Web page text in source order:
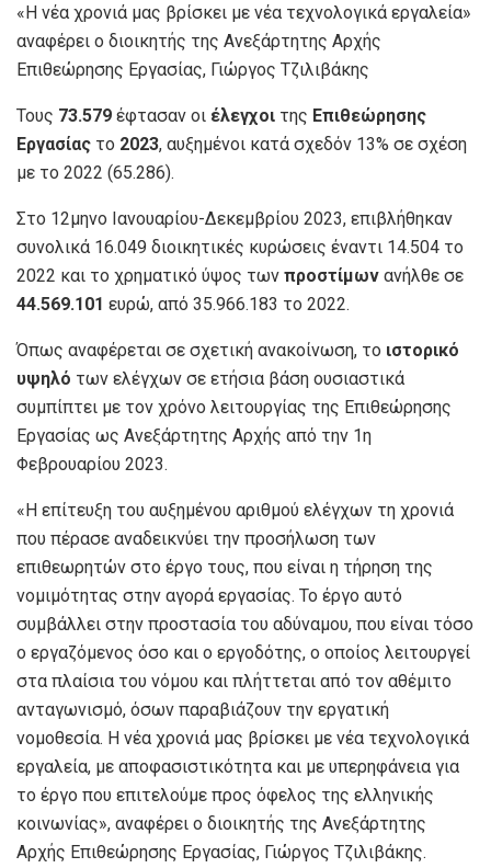
«Η νέα χρονιά μας βρίσκει με νέα τεχνολογικά εργαλεία»
αναφέρει ο διοικητής της Ανεξάρτητης Αρχής
Επιθεώρησης Εργασίας, Γιώργος Τζιλιβάκης
Τους 73.579 έφτασαν οι έλεγχοι της Επιθεώρησης
Εργασίας το 2023, αυξημένοι κατά σχεδόν 13% σε σχέση
με το 2022 (65.286).
Στο 12μηνο Ιανουαρίου-Δεκεμβρίου 2023, επιβλήθηκαν
συνολικά 16.049 διοικητικές κυρώσεις έναντι 14.504 το
2022 και το χρηματικό ύψος των προστίμων ανήλθε σε
44.569.101 ευρώ, από 35.966.183 το 2022.
Όπως αναφέρεται σε σχετική ανακοίνωση, το ιστορικό
υψηλό των ελέγχων σε ετήσια βάση ουσιαστικά
συμπίπτει με τον χρόνο λειτουργίας της Επιθεώρησης
Εργασίας ως Ανεξάρτητης Αρχής από την 1η
Φεβρουαρίου 2023.
«Η επίτευξη του αυξημένου αριθμού ελέγχων τη χρονιά
που πέρασε αναδεικνύει την προσήλωση των
επιθεωρητών στο έργο τους, που είναι η τήρηση της
νομιμότητας στην αγορά εργασίας. Το έργο αυτό
συμβάλλει στην προστασία του αδύναμου, που είναι τόσο
ο εργαζόμενος όσο και ο εργοδότης, ο οποίος λειτουργεί
στα πλαίσια του νόμου και πλήττεται από τον αθέμιτο
ανταγωνισμό, όσων παραβιάζουν την εργατική
νομοθεσία. Η νέα χρονιά μας βρίσκει με νέα τεχνολογικά
εργαλεία, με αποφασιστικότητα και με υπερηφάνεια για
το έργο που επιτελούμε προς όφελος της ελληνικής
κοινωνίας», αναφέρει ο διοικητής της Ανεξάρτητης
Αρχής Επιθεώρησης Εργασίας, Γιώργος Τζιλιβάκης.